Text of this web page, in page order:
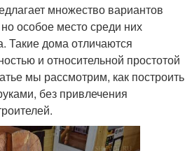
множество вариантов
особое место среди них
Такие дома отличаются
и относительной простотой
мы рассмотрим, как построить
без привлечения